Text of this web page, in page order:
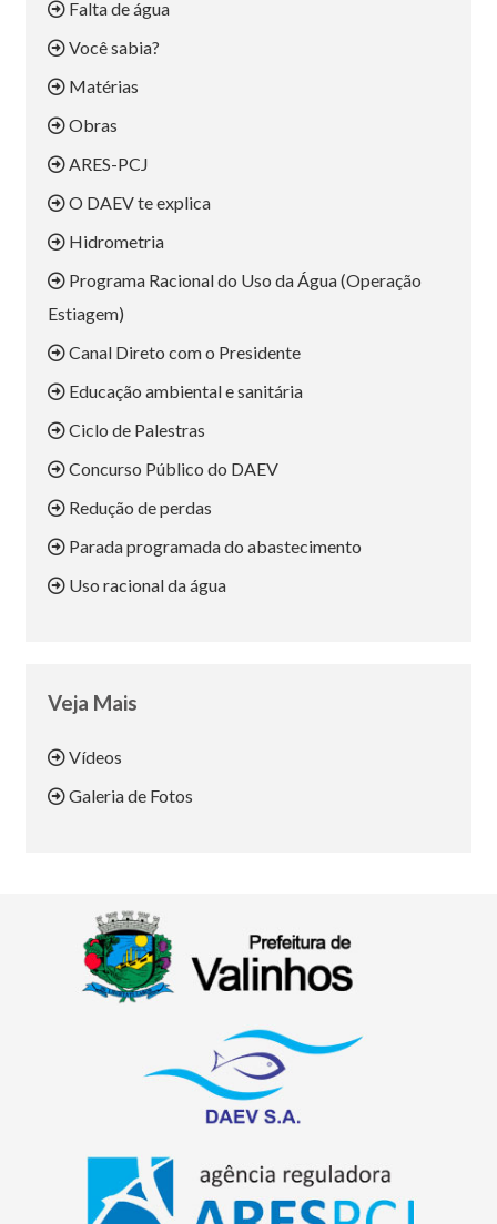
Falta de água
Você sabia?
Matérias
Obras
ARES-PCJ
O DAEV te explica
Hidrometria
Programa Racional do Uso da Água (Operação
Estiagem)
Canal Direto com o Presidente
Educação ambiental e sanitária
Ciclo de Palestras
Concurso Público do DAEV
Redução de perdas
Parada programada do abastecimento
Uso racional da água
Veja Mais
Vídeos
Galeria de Fotos